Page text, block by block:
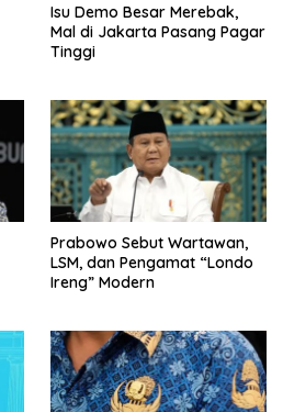
Isu Demo Besar Merebak,
Mal di Jakarta Pasang Pagar
Tinggi
Prabowo Sebut Wartawan,
LSM, dan Pengamat “Londo
Ireng” Modern